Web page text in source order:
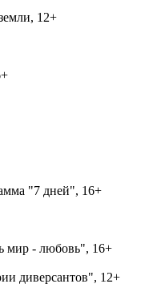
12+
"7 дней", 16+
мир - любовь", 16+
диверсантов", 12+